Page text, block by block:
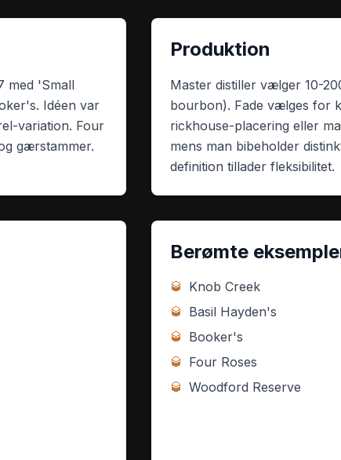
med 'Small
Idéen var
variation. Four
gærstammer.
Produktion
Master distiller vælger 10-
bourbon). Fade vælges for
rickhouse-placering eller
mens man bibeholder
definition tillader fleksibilitet.
Berømte
🥃 Knob Creek
🥃 Basil Hayden's
🥃 Booker's
🥃 Four Roses
🥃 Woodford Reserve